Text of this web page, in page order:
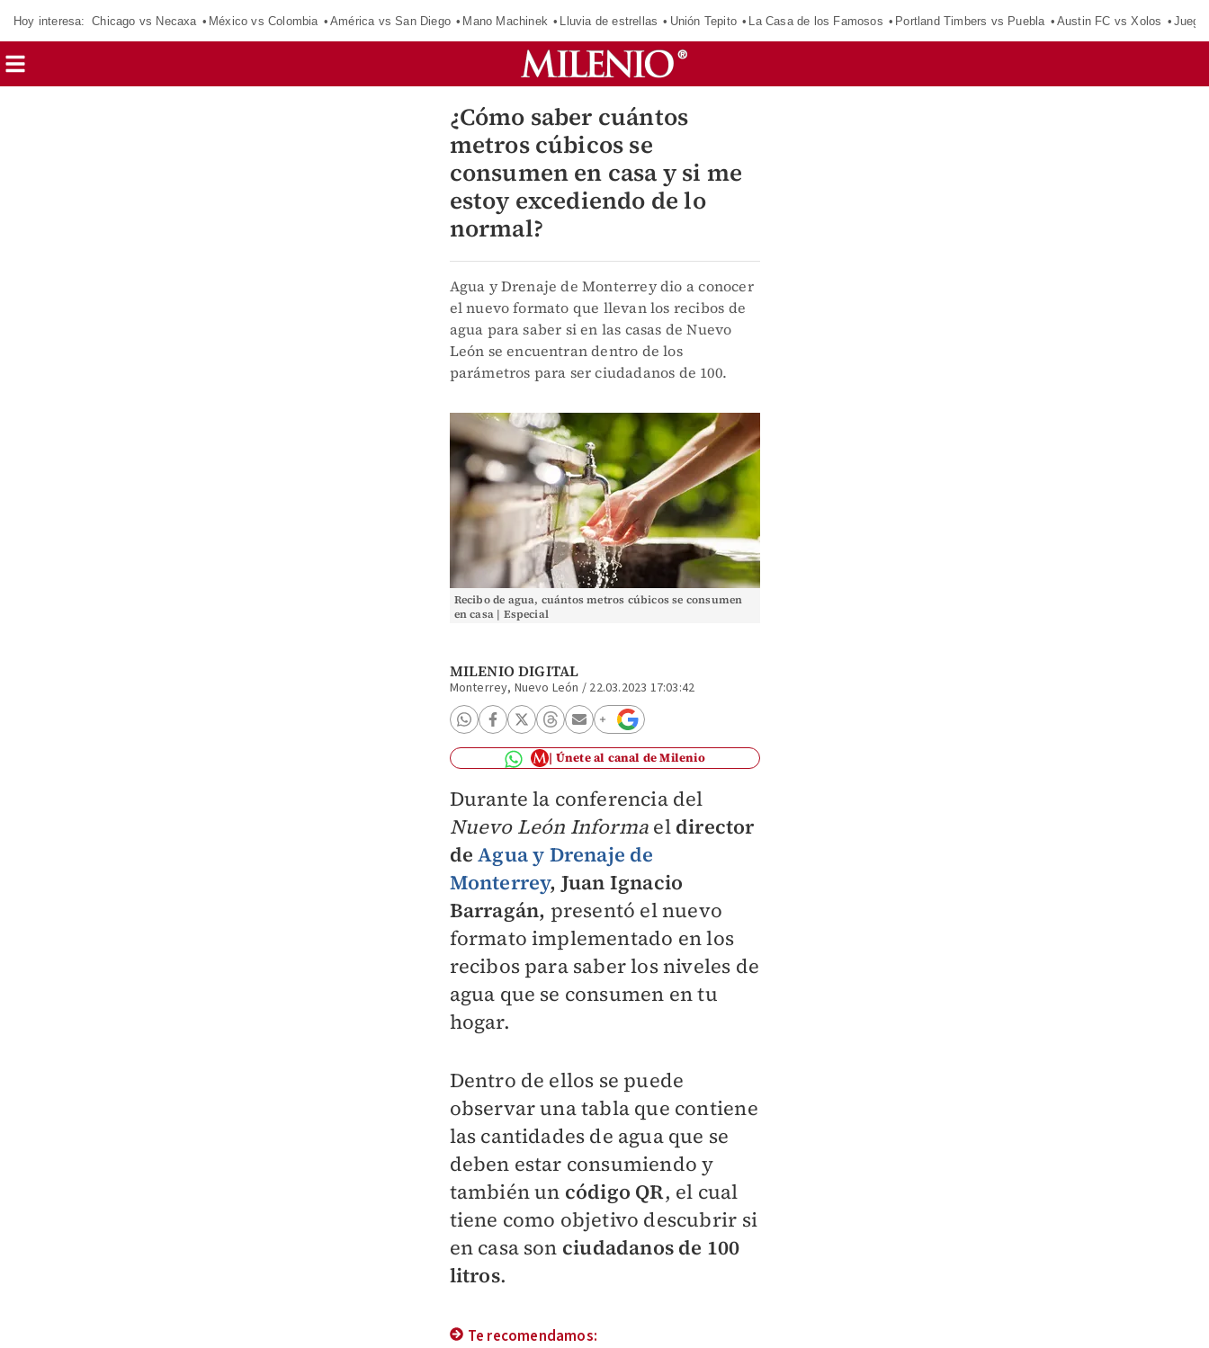
Hoy interesa: Chicago vs Necaxa México vs Colombia América vs San Diego Mano Machinek Lluvia de estrellas Unión Tepito La Casa de los Famosos Portland Timbers vs Puebla Austin FC vs Xolos
¿Cómo saber cuántos
metros cúbicos se
consumen en casa y si me
estoy excediendo de lo
normal?
Agua y Drenaje de Monterrey dio a conocer
el nuevo formato que llevan los recibos de
agua para saber si en las casas de Nuevo
León se encuentran dentro de los
parámetros para ser ciudadanos de 100.
Recibo de agua, cuántos metros cúbicos se consumen
en casa | Especial
MILENIO DIGITAL
Monterrey, Nuevo León / 22.03.2023 17:03:42
Únete al canal de Milenio
Durante la conferencia del
Nuevo León Informa el director
deAgua y Drenaje de
Monterrey, Juan Ignacio
Barragán, presentó el nuevo
formato implementado en los
recibos para saber los niveles de
agua que se consumen en tu
hogar.
Dentro de ellos se puede
observar una tabla que contiene
las cantidades de agua que se
deben estar consumiendo y
también un código QR, el cual
tiene como objetivo descubrir si
en casa son ciudadanos de 100
litros.
Te recomendamos: